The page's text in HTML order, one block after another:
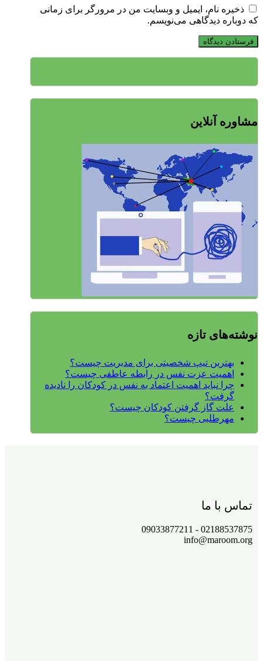
ذخیره نام، ایمیل و وبسایت من در مرورگر برای زمانی
که دوباره دیدگاهی می‌نویسم.
مشاوره آنلاین
نوشته‌های تازه
بهترین تیپ شخصیتی برای مدیریت چیست؟
اهمیت عزت نفس در رابطه عاطفی چیست؟
چرا نباید اهمیت اعتماد به نفس در کودکان را نادیده
گرفت؟
علت گاز گرفتن کودکان چیست؟
مهرطلبی چیست؟
تماس با ما
02188537875 - 09033877211
info@maroom.org